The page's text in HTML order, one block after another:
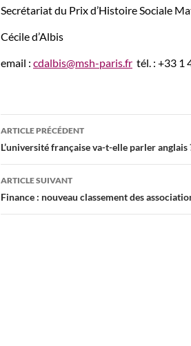
Secrétariat du Prix d’Histoire Sociale
Cécile d’Albis
email : cdalbis@msh-paris.fr tél. : +33 1
Navigation
des
articles
ARTICLE PRÉCÉDENT
L’université française va-t-elle parler anglais
ARTICLE SUIVANT
Finance : nouveau classement des